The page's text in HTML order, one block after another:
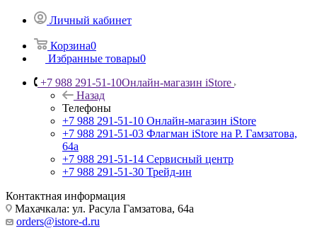
Личный кабинет
Корзина0
Избранные товары0
+7 988 291-51-10Онлайн-магазин iStore
Назад
Телефоны
+7 988 291-51-10 Онлайн-магазин iStore
+7 988 291-51-03 Флагман iStore на Р. Гамзатова,
64а
+7 988 291-51-14 Сервисный центр
+7 988 291-51-30 Трейд-ин
Контактная информация
Махачкала: ул. Расула Гамзатова, 64а
orders@istore-d.ru